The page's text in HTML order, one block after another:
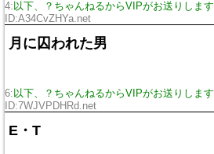
4: 以下、？ちゃんねるからVIPがお送りします
ID:A34CvZHYa.net
月に囚われた男
6: 以下、？ちゃんねるからVIPがお送りします
ID:7WJVPDHRd.net
E・T